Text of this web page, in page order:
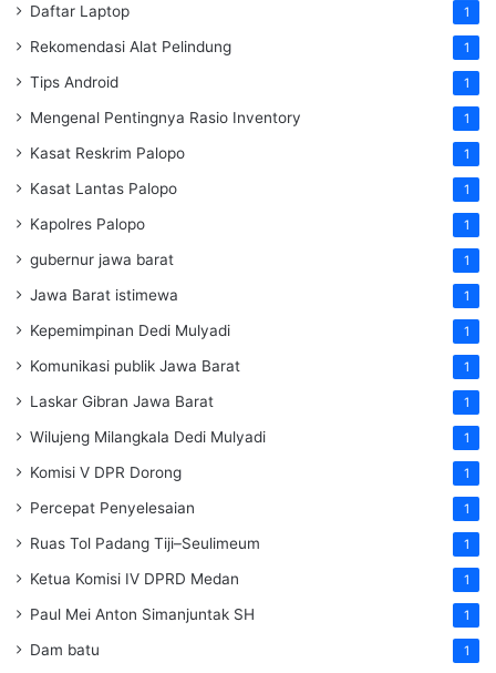
Daftar Laptop 1
Rekomendasi Alat Pelindung 1
Tips Android 1
Mengenal Pentingnya Rasio Inventory 1
Kasat Reskrim Palopo 1
Kasat Lantas Palopo 1
Kapolres Palopo 1
gubernur jawa barat 1
Jawa Barat istimewa 1
Kepemimpinan Dedi Mulyadi 1
Komunikasi publik Jawa Barat 1
Laskar Gibran Jawa Barat 1
Wilujeng Milangkala Dedi Mulyadi 1
Komisi V DPR Dorong 1
Percepat Penyelesaian 1
Ruas Tol Padang Tiji–Seulimeum 1
Ketua Komisi IV DPRD Medan 1
Paul Mei Anton Simanjuntak SH 1
Dam batu 1